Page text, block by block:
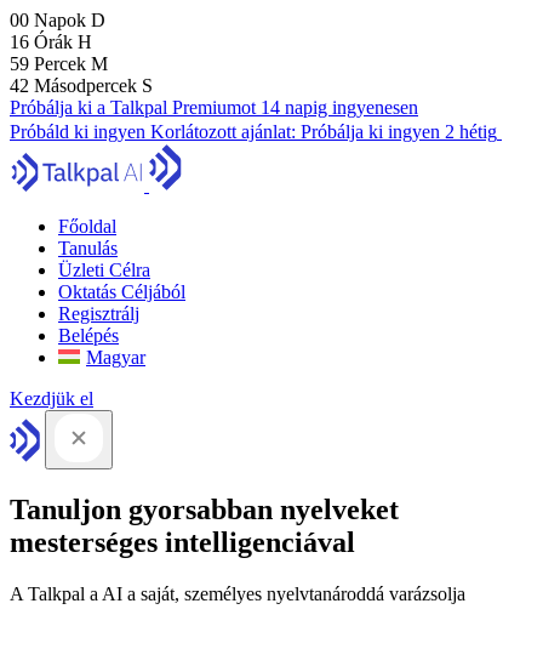
00 Napok D
16 Órák H
59 Percek M
41 Másodpercek S
Próbálja ki a Talkpal Premiumot 14 napig ingyenesen
Próbáld ki ingyen Korlátozott ajánlat: Próbálja ki ingyen 2 hétig
Főoldal
Tanulás
Üzleti Célra
Oktatás Céljából
Regisztrálj
Belépés
Magyar
Kezdjük el
Tanuljon gyorsabban nyelveket
mesterséges intelligenciával
A Talkpal a AI a saját, személyes nyelvtanároddá varázsolja